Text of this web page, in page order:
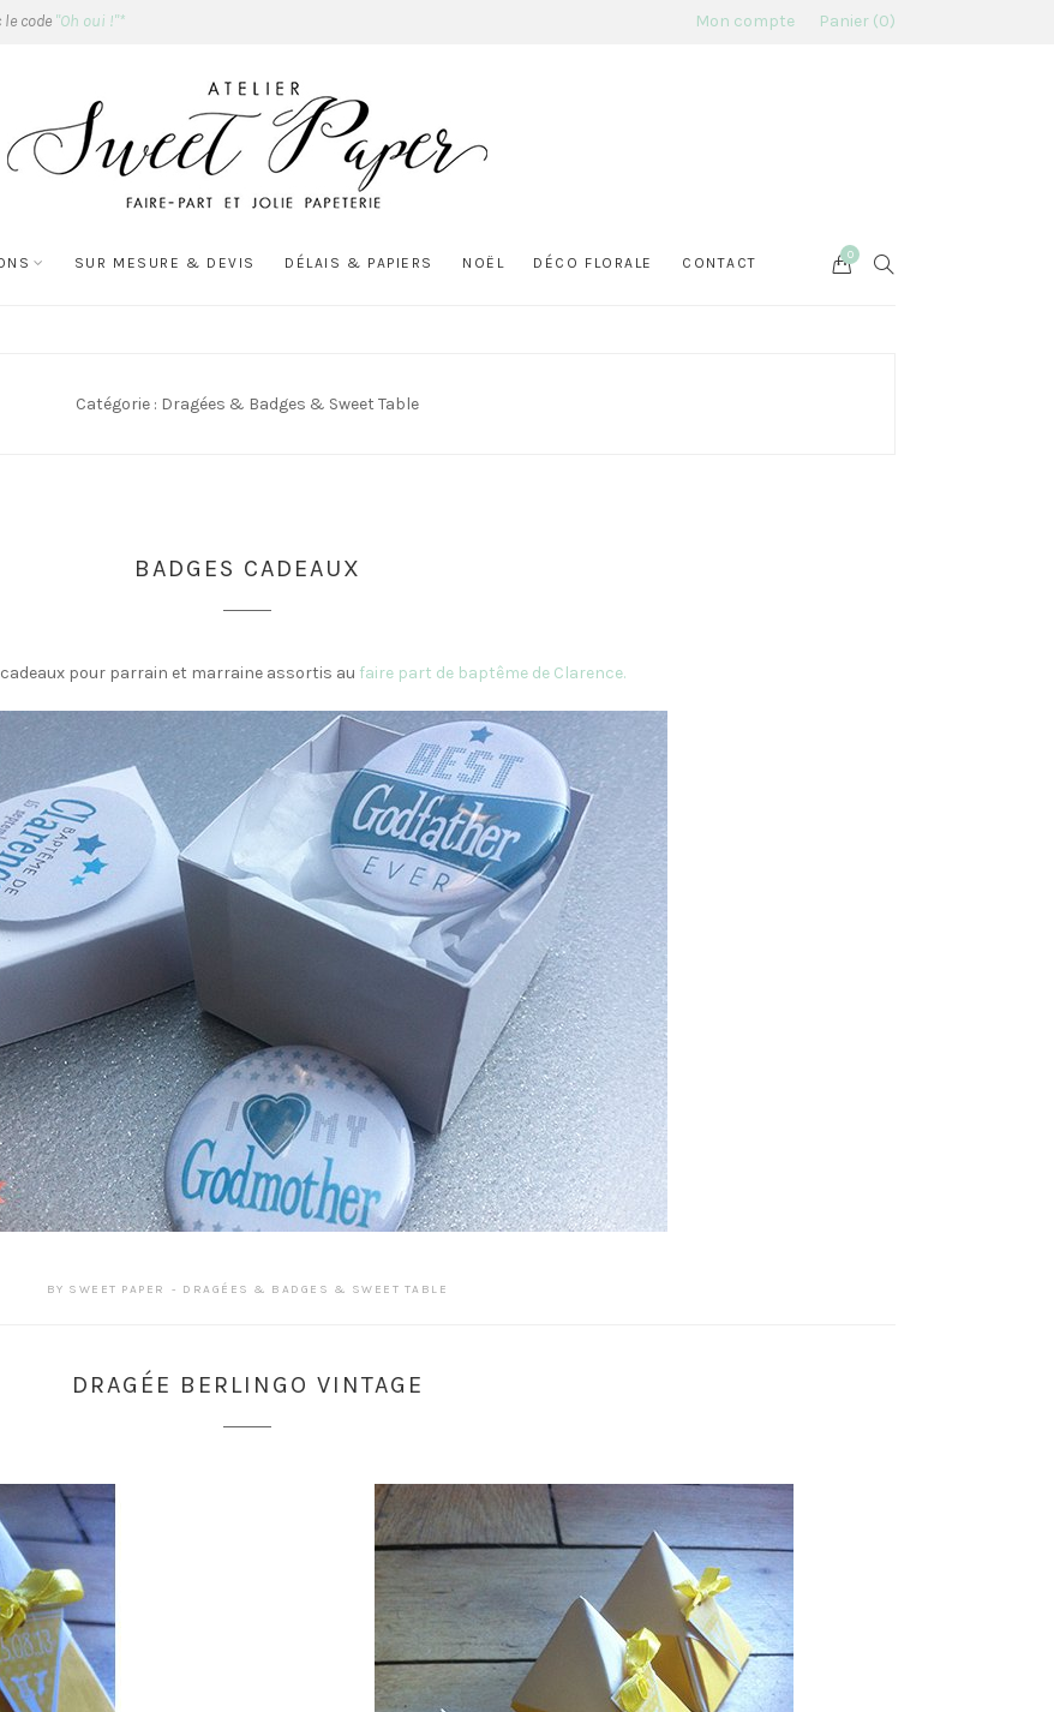
code "Oh oui !"* Mon compte Panier 0
SUR MESURE & DEVIS DÉLAIS & PAPIERS NOËL DÉCO FLORALE CONTACT SEARCH
Cart
0
Catégorie : Dragées & Badges & Sweet Table
BADGES CADEAUX
pour parrain et marraine assortis au faire part de baptême de Clarence.
BY SWEET PAPER DRAGÉES & BADGES & SWEET TABLE
DRAGÉE BERLINGO VINTAGE